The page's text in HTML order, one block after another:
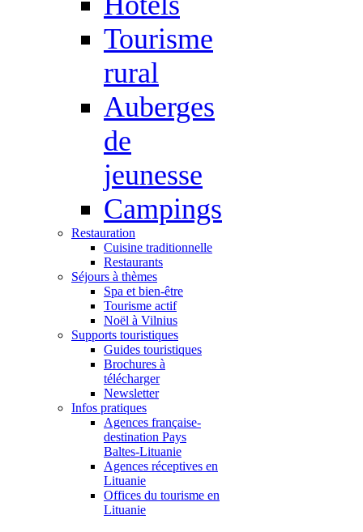
Tourisme
rural
Auberges
de
jeunesse
Campings
Restauration
Cuisine traditionnelle
Restaurants
Séjours à thèmes
Spa et bien-être
Tourisme actif
Noël à Vilnius
Supports touristiques
Guides touristiques
Brochures à
télécharger
Newsletter
Infos pratiques
Agences française-
destination Pays
Baltes-Lituanie
Agences réceptives en
Lituanie
Offices du tourisme en
Lituanie